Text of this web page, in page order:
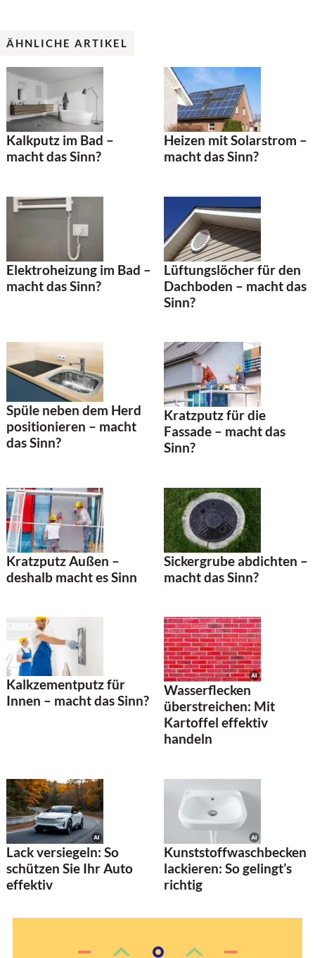
ÄHNLICHE ARTIKEL
Kalkputz im Bad –
macht das Sinn?
Heizen mit Solarstrom –
macht das Sinn?
Elektroheizung im Bad –
macht das Sinn?
Lüftungslöcher für den
Dachboden – macht das
Sinn?
Spüle neben dem Herd
positionieren – macht
das Sinn?
Kratzputz für die
Fassade – macht das
Sinn?
Kratzputz Außen –
deshalb macht es Sinn
Sickergrube abdichten –
macht das Sinn?
Kalkzementputz für
Innen – macht das Sinn?
Wasserflecken
überstreichen: Mit
Kartoffel effektiv
handeln
Lack versiegeln: So
schützen Sie Ihr Auto
effektiv
Kunststoffwaschbecken
lackieren: So gelingt’s
richtig